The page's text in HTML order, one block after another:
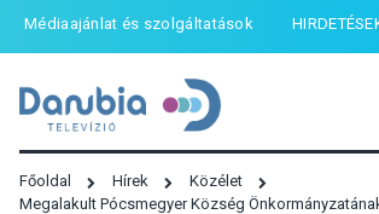
Médiaajánlat és szolgáltatások
Főoldal Hírek
Közélet
Megalakult Pócsmegyer Község